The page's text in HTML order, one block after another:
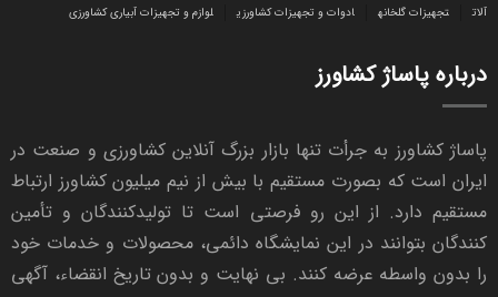
آلات
تجهیزات گلخانه ادوات و تجهیزات کشاورزی لوازم و تجهیزات آبیاری کشاورزی
درباره پاساژ کشاورز
پاساژ کشاورز به جرأت تنها بازار بزرگ آنلاین کشاورزی و صنعت در
ایران است که بصورت مستقیم با بیش از نیم میلیون کشاورز ارتباط
مستقیم دارد. از این رو فرصتی است تا تولیدکنندگان و تأمین
کنندگان بتوانند در این نمایشگاه دائمی، محصولات و خدمات خود
را بدون واسطه عرضه کنند. بی نهایت و بدون تاریخ انقضاء، آگهی